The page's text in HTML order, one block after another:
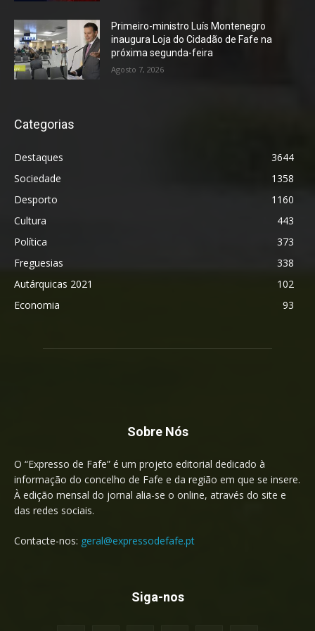
Primeiro-ministro Luís Montenegro
inaugura Loja do Cidadão de Fafe na
próxima segunda-feira
Agosto 7, 2026
Categorias
Destaques
3644
Sociedade
1358
Desporto
1160
Cultura
443
Política
373
Freguesias
338
Autárquicas 2021
102
Economia
93
Sobre Nós
O “Expresso de Fafe” é um projeto editorial dedicado à
informação do concelho de Fafe e da região em que se insere.
À edição mensal do jornal alia-se o online, através do site e
das redes sociais.
Contacte-nos: geral@expressodefafe.pt
Siga-nos